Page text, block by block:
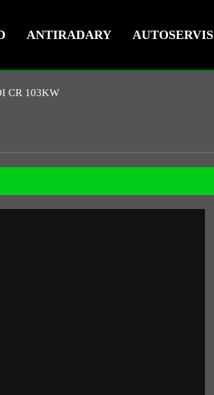
ANTIRADARY AUTOSERVIS
CR 103KW